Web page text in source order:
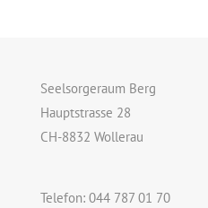
Seelsorgeraum Berg
Hauptstrasse 28
CH-8832 Wollerau
Telefon: 044 787 01 70